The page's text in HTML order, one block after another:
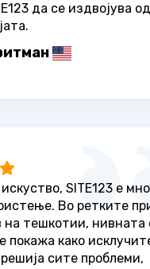
да се издвојува од
SITE123 е
Во ретките
на тешкотии, нивната
покажа како
сите проблеми,